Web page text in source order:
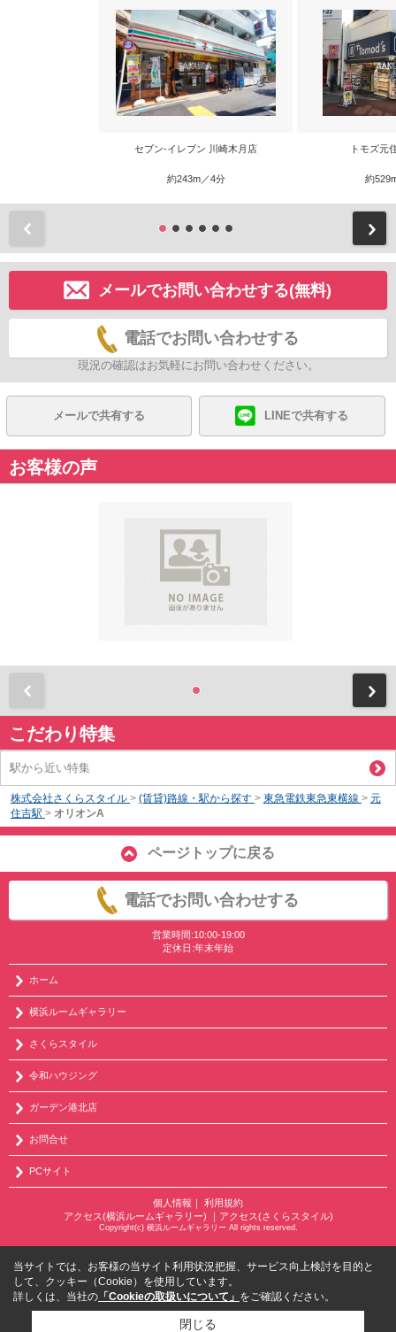
セブン-イレブン 川崎木月店
約243m／4分
トモズ元
約
メールでお問い合わせする(無料)
電話でお問い合わせする
現況の確認はお気軽にお問い合わせください。
メールで共有する LINEで共有する
お客様の声
こだわり特集
駅から近い特集
株式会社さくらスタイル > (賃貸)路線・駅から探す > 東急電鉄東急東横線 > 元
住吉駅 > オリオンA
ページトップに戻る
電話でお問い合わせする
営業時間:10:00-19:00
定休日:年末年始
ホーム
横浜ルームギャラリー
さくらスタイル
令和ハウジング
ガーデン港北店
お問合せ
PCサイト
個人情報
利用規約
アクセス(横浜ルームギャラリー)
アクセス(さくらスタイル)
Copyright(c) 横浜ルームギャラリー All rights reserved.
当サイトでは、お客様の当サイト利用状況把握、サービス向上検討を目的と
して、クッキー（Cookie）を使用しています。
詳しくは、当社の 「Cookieの取扱いについて」 をご確認ください。
閉じる